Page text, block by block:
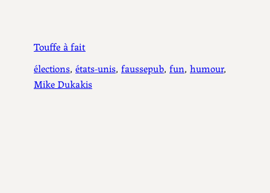
Touffe à fait
élections, états-unis, faussepub, fun, humour
Mike Dukakis